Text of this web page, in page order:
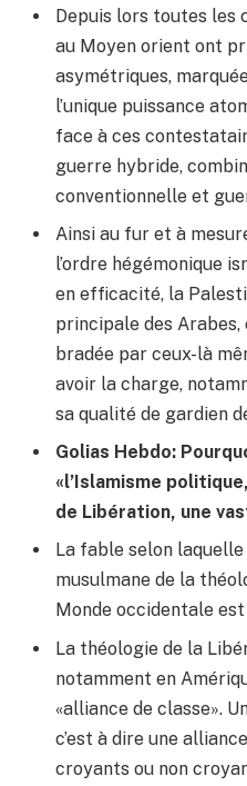
Depuis lors toutes
au Moyen orient ont
asymétriques,
l’unique puissance
face à ces
guerre hybride,
conventionnelle et
Ainsi au fur et à
l’ordre hégémonique
en efficacité, la
principale des
bradée par ceux-là
avoir la charge,
sa qualité de gardien
Golias Hebdo:
«l’Islamisme
de Libération, une
La fable selon
musulmane de la
Monde occidentale
La théologie de la
notamment en
«alliance de classe».
c’est à dire une
croyants ou non